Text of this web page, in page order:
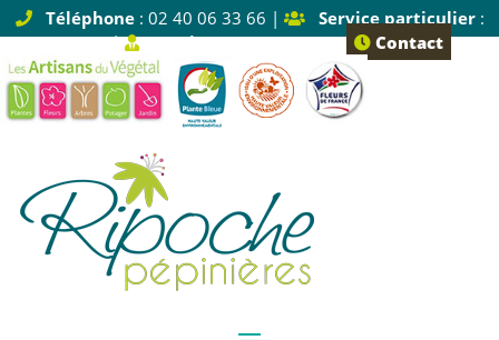
Téléphone: 02 40 06 33 66 | Service particulier:
Tapez 1 |
Service pro: Tapez 2 Contact